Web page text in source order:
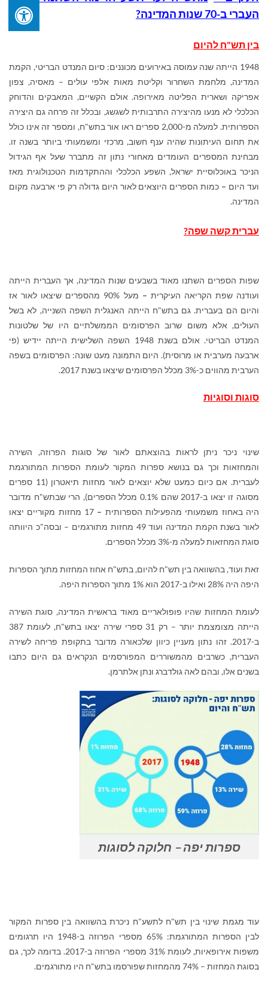
העברי ב-70 שנות המדינה?
בין תש"ח להיום
1948 הייתה שנה עמוסה באירועים מכוננים: סיום המנדט הבריטי, הקמת
המדינה, מלחמת השחרור וקליטת מאות אלפי עולים – מאסיה, צפון
אפריקה ושארית הפליטה מאירופה. אולם הקשיים, המאבקים והדוחק
הכלכלי לא מנעו מהיצירה התרבותית לשגשג, ובכלל זה פרחה גם היצירה
הספרותית. למעלה מ-2,000 ספרים ראו אור בתש"ח, ומספר זה אינו כולל
את תחום העיתונות שהיה ענף חשוב, מרכזי ומשמעותי ביותר בשנה זו.
מבחינת המספרים העומדים מאחורי נתון זה מתברר שעל אף הגידול
הניכר באוכלוסיית ישראל, השפע הכלכלי וההתקדמות הטכנולוגית מאז
ועד היום – כמות הספרים היוצאים לאור היום גדולה רק פי ארבעה מקום
המדינה.
עברית קשה שפה?
שפות הספרים השתנו מאוד בשבעים שנות המדינה, אך העברית הייתה
ועודנה שפת הקריאה העיקרית –
מעל 90% מהספרים שיצאו לאור אז
והיום הם בעברית. גם בתש"ח הייתה האנגלית השפה השנייה, לא בשל
העולים, אלא משום שרוב הפרסומים הממשלתיים היו של שלטונות
המנדט הבריטי. אולם בשנת 1948 השפה השלישית הייתה יידיש (פי
ארבעה מערבית או מרוסית). היום התמונה מעט שונה: הפרסומים בשפה
הערבית מהווים כ-3% מכלל הפרסומים שיצאו בשנת 2017.
סוגות וסוגיות
שינוי ניכר ניתן לראות בהוצאתם לאור של סוגות הפרוזה, השירה
והמחזאות וכך גם בנושא ספרות המקור לעומת הספרות המתורגמת
לעברית. אם כיום כמעט שלא יוצאים לאור מחזות תיאטרון (11 ספרים
מסוגה זו יצאו ב-2017 שהם 0.1% מכלל הספרים), הרי שבתש"ח מדובר
היה באחוז משמעותי מהפעילות הספרותית –
17 מחזות מקוריים יצאו
לאור בשנת הקמת המדינה ועוד 49 מחזות מתורגמים – ובסה"כ היוותה
סוגת המחזאות למעלה מ-3% מכלל הספרים.
זאת ועוד, בהשוואה בין תש"ח להיום, בתש"ח אחוז המחזות מתוך הספרות
היפה היה 28% ואילו ב-2017 הוא 1% מתוך הספרות היפה.
לעומת המחזות שהיו פופולאריים מאוד בראשית המדינה, סוגת השירה
הייתה מצומצמת יותר – רק 31 ספרי שירה יצאו בתש"ח, לעומת 387
ב-2017. זהו נתון מעניין כיוון שלכאורה מדובר בתקופת פריחה לשירה
העברית, כשרבים מהמשוררים המפורסמים הנקראים גם היום כתבו
בשנים אלו, ובהם לאה גולדברג ונתן אלתרמן.
ספרות יפה – חלוקה לסוגות
עוד מגמת שינוי בין תש"ח לתשע"ח ניכרת בהשוואה בין ספרות המקור
לבין הספרות המתורגמת: 65% מספרי הפרוזה ב-1948 היו תרגומים
משפות אירופאיות, לעומת 31% מספרי הפרוזה ב-2017. בדומה לכך, גם
בסוגת המחזות – 74% מהמחזות שפורסמו בתש"ח היו מתורגמים.